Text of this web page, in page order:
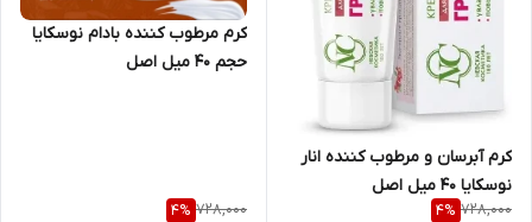
کرم آبرسان و مرطوب کننده انار
نوسکایا ۴۰ میل اصل
728,000
4%
کرم مرطوب کننده بادام نوسکایا
حجم ۴۰ میل اصل
728,000
4%